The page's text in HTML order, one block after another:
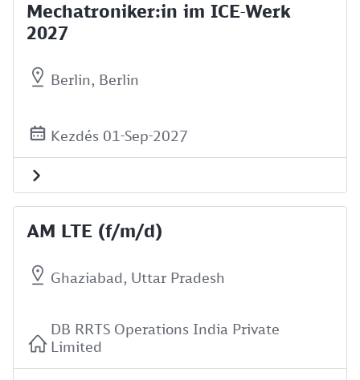
Mechatroniker:in im ICE-Werk
2027
Berlin, Berlin
Kezdés 01-Sep-2027
AM LTE (f/m/d)
Ghaziabad, Uttar Pradesh
DB RRTS Operations India Private
Limited